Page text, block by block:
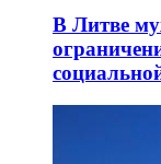
В Литве